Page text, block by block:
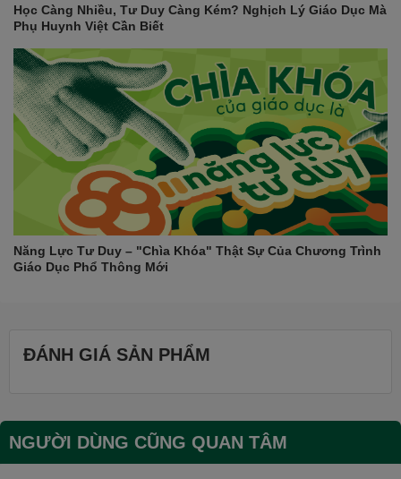
Học Càng Nhiều, Tư Duy Càng Kém? Nghịch Lý Giáo Dục Mà
Phụ Huynh Việt Cần Biết
Năng Lực Tư Duy – "Chìa Khóa" Thật Sự Của Chương Trình
Giáo Dục Phổ Thông Mới
ĐÁNH GIÁ SẢN PHẨM
NGƯỜI DÙNG CŨNG QUAN TÂM